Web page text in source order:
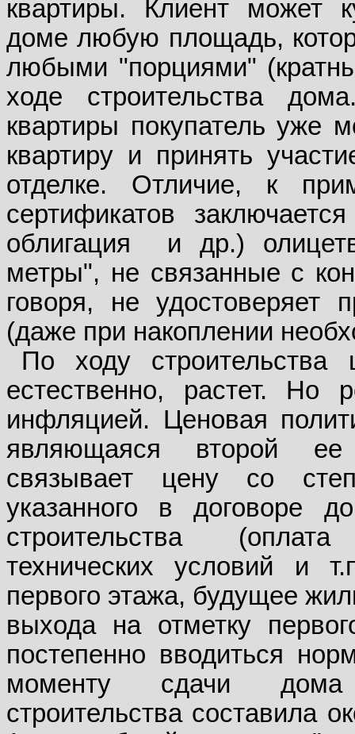
квартиры. Клиент может
доме любую площадь,
любыми "порциями"
ходе строительства
квартиры покупатель уже
квартиру и принять
отделке. Отличие, к
сертификатов
облигация
и др.)
метры", не связанные с
говоря, не удостоверяет
(даже при накоплении
По ходу
естественно, растет. Но
инфляцией. Ценовая
являющаяся второй ее
связывает цену со
указанного в договоре
строительства
технических условий и
первого этажа, будущее
выхода на отметку
постепенно вводиться
моменту сдачи дома
строительства составила